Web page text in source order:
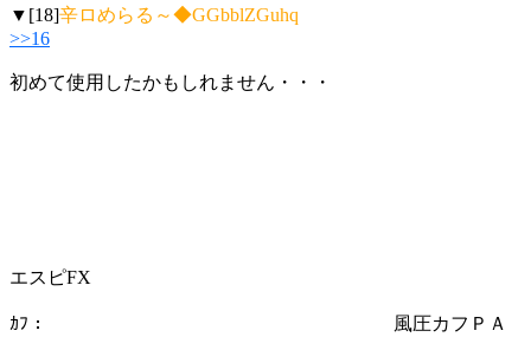
▼[18]辛ロめらる～◆GGbblZGuhq
>>16
初めて使用したかもしれません・・・
エスピFX
ｶﾌ： 風圧カフＰＡ